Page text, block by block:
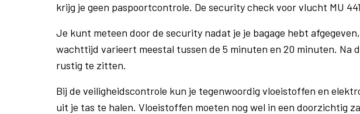
krijg je geen paspoortcontrole. De security check voor vlucht MU
Je kunt meteen door de security nadat je je bagage hebt
wachttijd varieert meestal tussen de 5 minuten en 20 minuten. Na
rustig te zitten.
Bij de veiligheidscontrole kun je tegenwoordig vloeistoffen en
uit je tas te halen. Vloeistoffen moeten nog wel in een doorzichtig